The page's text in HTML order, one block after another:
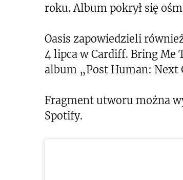
roku. Album pokrył się
Oasis zapowiedzieli
4 lipca w Cardiff. Bring Me
album „Post Human: Next
Fragment utworu można
Spotify.